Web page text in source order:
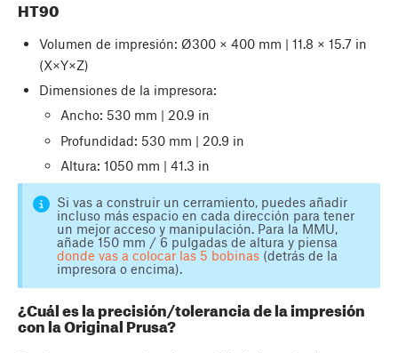
HT90
Volumen de impresión: Ø300 × 400 mm | 11.8 × 15.7 in
(X×Y×Z)
Dimensiones de la impresora:
Ancho: 530 mm | 20.9 in
Profundidad: 530 mm | 20.9 in
Altura: 1050 mm | 41.3 in
Si vas a construir un cerramiento, puedes añadir
incluso más espacio en cada dirección para tener
un mejor acceso y manipulación. Para la MMU,
añade 150 mm / 6 pulgadas de altura y piensa
donde vas a colocar las 5 bobinas(detrás de la
impresora o encima).
¿Cuál es la precisión/tolerancia de la impresión
con la Original Prusa?